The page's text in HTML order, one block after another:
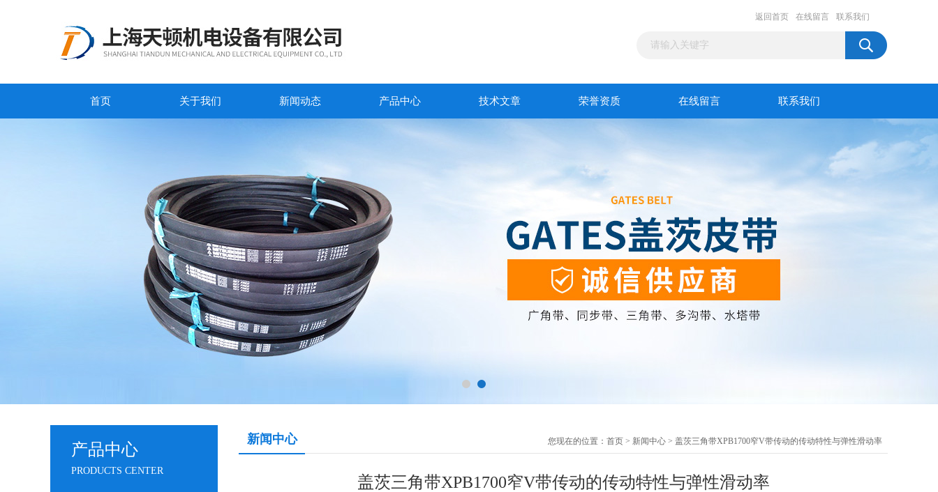
返回首页 在线留言 联系我们
首页 关于我们 新闻动态 产品中心 技术文章 荣誉资质 在线留言 联系我们
产品中心
PRODUCTS CENTER
新闻中心 您现在的位置： 首页 > 新闻中心 > 盖茨三角带XPB1700窄V带传动的传动特性与弹性滑动率
盖茨三角带XPB1700窄V带传动的传动特性与弹性滑动率